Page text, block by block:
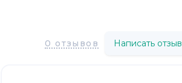
0 отзывов Написать отзыв